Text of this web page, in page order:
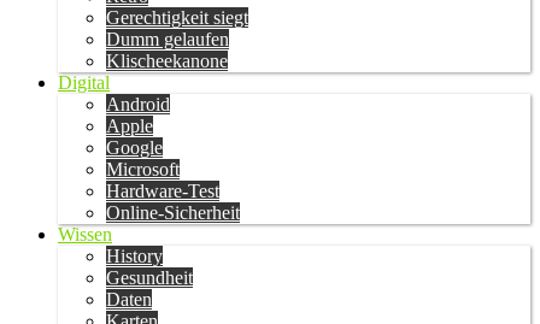
Gerechtigkeit siegt
Dumm gelaufen
Klischeekanone
Digital
Android
Apple
Google
Microsoft
Hardware-Test
Online-Sicherheit
Wissen
History
Gesundheit
Daten